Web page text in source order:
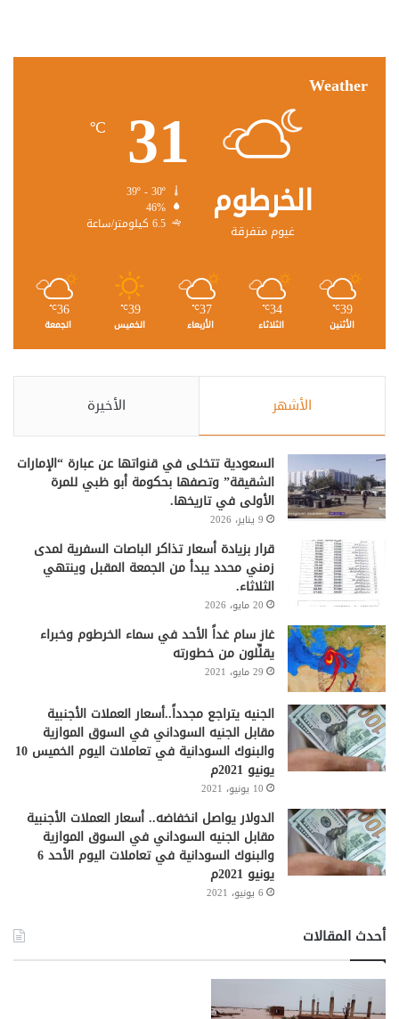
Weather
الخرطوم
غيوم متفرقة
31
℃
46%
6.5 كيلومتر/ساعة
39
℃
الأثنين
34
℃
الثلاثاء
37
℃
الأربعاء
39
℃
الخميس
36
℃
الجمعة
الأشهر الأخيرة
السعودية تتخلى في قنواتها عن عبارة “الإمارات
الشقيقة” وتصفها بحكومة أبو ظبي للمرة
الأولى في تاريخها.
9 يناير، 2026
قرار بزيادة أسعار تذاكر الباصات السفرية لمدى
زمني محدد يبدأ من الجمعة المقبل وينتهي
الثلاثاء.
20 مايو، 2026
غاز سام غداً الأحد في سماء الخرطوم وخبراء
يقلِّلون من خطورته
29 مايو، 2021
الجنيه يتراجع مجدداً..أسعار العملات الأجنبية
مقابل الجنيه السوداني في السوق الموازية
والبنوك السودانية في تعاملات اليوم الخميس 10
يونيو 2021م
10 يونيو، 2021
الدولار يواصل انخفاضه.. أسعار العملات الأجنبية
مقابل الجنيه السوداني في السوق الموازية
والبنوك السودانية في تعاملات اليوم الأحد 6
يونيو 2021م
6 يونيو، 2021
أحدث المقالات